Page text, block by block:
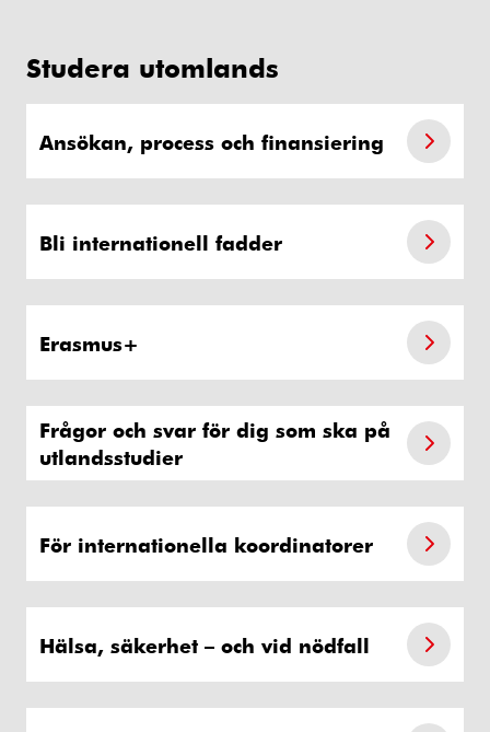
Studera utomlands
Ansökan, process och finansiering
Bli internationell fadder
Erasmus+
Frågor och svar för dig som ska på
utlandsstudier
För internationella koordinatorer
Hälsa, säkerhet – och vid nödfall